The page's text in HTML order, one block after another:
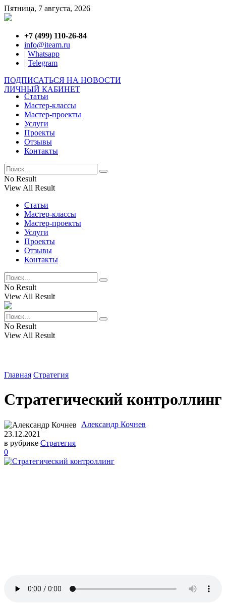
Пятница, 7 августа, 2026
+7 (499) 110-26-84
info@iteam.ru
| Whatsapp
| Telegram
ПОДПИСАТЬСЯ НА НОВОСТИ
ЛИЧНЫЙ КАБИНЕТ
Статьи
Мастер-классы
Мастер-проекты
Услуги
Проекты
Отзывы
Контакты
No Result
View All Result
Статьи
Мастер-классы
Мастер-проекты
Услуги
Проекты
Отзывы
Контакты
No Result
View All Result
No Result
View All Result
Главная Стратегия
Стратегический контроллинг
Александр Кочнев
23.12.2021
в рубрике Стратегия
0